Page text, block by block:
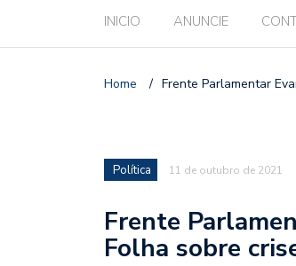
INICIO ANUNCIE
Home / Frente Parlamentar
Política 11 de outubro de 2021
Frente
Folha sobre